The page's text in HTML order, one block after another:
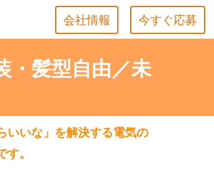
今すぐ応募
会社情報
・髪型自由／未
いいな」を解決する電気の
。